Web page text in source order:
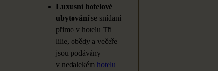
Luxusní hotelové
ubytováníse snídaní
přímo v hotelu Tři
lilie, obědy a večeře
jsou podávány
v nedalekém hotelu